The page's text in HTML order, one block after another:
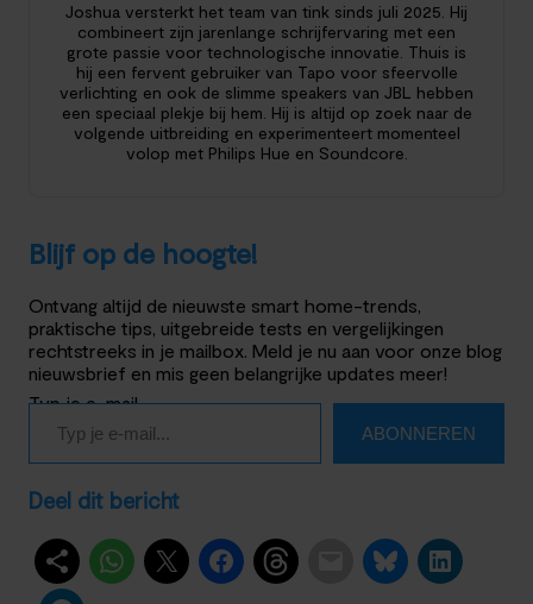
Joshua versterkt het team van tink sinds juli 2025. Hij
combineert zijn jarenlange schrijfervaring met een
grote passie voor technologische innovatie. Thuis is
hij een fervent gebruiker van Tapo voor sfeervolle
verlichting en ook de slimme speakers van JBL hebben
een speciaal plekje bij hem. Hij is altijd op zoek naar de
volgende uitbreiding en experimenteert momenteel
volop met Philips Hue en Soundcore.
Blijf op de hoogte!
Ontvang altijd de nieuwste smart home-trends,
praktische tips, uitgebreide tests en vergelijkingen
rechtstreeks in je mailbox. Meld je nu aan voor onze blog
nieuwsbrief en mis geen belangrijke updates meer!
Typ je e-mail…
ABONNEREN
Deel dit bericht